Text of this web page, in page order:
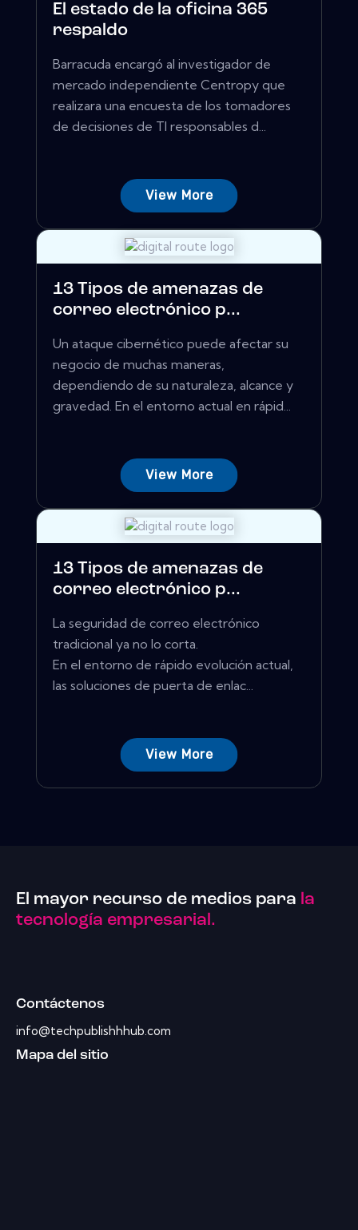
El estado de la oficina 365
respaldo
Barracuda encargó al investigador de
mercado independiente Centropy que
realizara una encuesta de los tomadores
de decisiones de TI responsables d...
View More
13 Tipos de amenazas de
correo electrónico p...
Un ataque cibernético puede afectar su
negocio de muchas maneras,
dependiendo de su naturaleza, alcance y
gravedad. En el entorno actual en rápid...
View More
13 Tipos de amenazas de
correo electrónico p...
La seguridad de correo electrónico
tradicional ya no lo corta.
En el entorno de rápido evolución actual,
las soluciones de puerta de enlac...
View More
El mayor recurso de medios para la
tecnología empresarial.
Contáctenos
info@techpublishhhub.com
Mapa del sitio